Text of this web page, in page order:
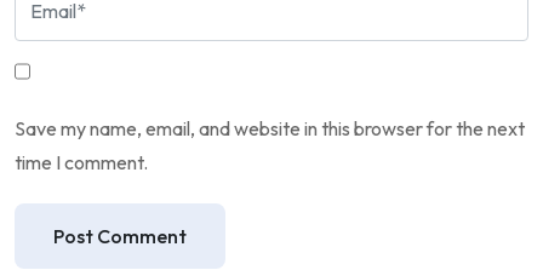
Save my name, email, and website in this browser for the next
time I comment.
Post Comment